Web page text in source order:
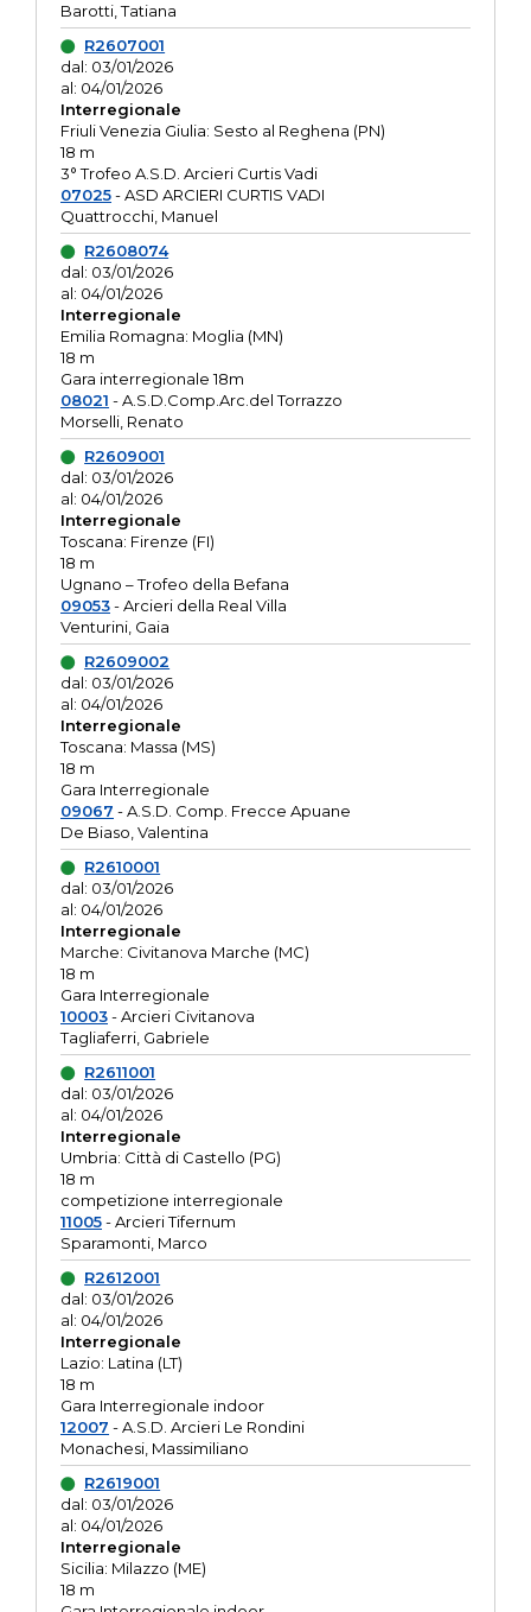
Barotti, Tatiana
R2607001
dal: 03/01/2026
al: 04/01/2026
Interregionale
Friuli Venezia Giulia: Sesto al Reghena (PN)
18 m
3° Trofeo A.S.D. Arcieri Curtis Vadi
07025- ASD ARCIERI CURTIS VADI
Quattrocchi, Manuel
R2608074
dal: 03/01/2026
al: 04/01/2026
Interregionale
Emilia Romagna: Moglia (MN)
18 m
Gara interregionale 18m
08021 - A.S.D.Comp.Arc.del Torrazzo
Morselli, Renato
R2609001
dal: 03/01/2026
al: 04/01/2026
Interregionale
Toscana: Firenze (FI)
18 m
Ugnano – Trofeo della Befana
09053- Arcieri della Real Villa
Venturini, Gaia
R2609002
dal: 03/01/2026
al: 04/01/2026
Interregionale
Toscana: Massa (MS)
18 m
Gara Interregionale
09067 - A.S.D. Comp. Frecce Apuane
De Biaso, Valentina
R2610001
dal: 03/01/2026
al: 04/01/2026
Interregionale
Marche: Civitanova Marche (MC)
18 m
Gara Interregionale
10003- Arcieri Civitanova
Tagliaferri, Gabriele
R2611001
dal: 03/01/2026
al: 04/01/2026
Interregionale
Umbria: Città di Castello (PG)
18 m
competizione interregionale
11005- Arcieri Tifernum
Sparamonti, Marco
R2612001
dal: 03/01/2026
al: 04/01/2026
Interregionale
Lazio: Latina (LT)
18 m
Gara Interregionale indoor
12007 - A.S.D. Arcieri Le Rondini
Monachesi, Massimiliano
R2619001
dal: 03/01/2026
al: 04/01/2026
Interregionale
Sicilia: Milazzo (ME)
18 m